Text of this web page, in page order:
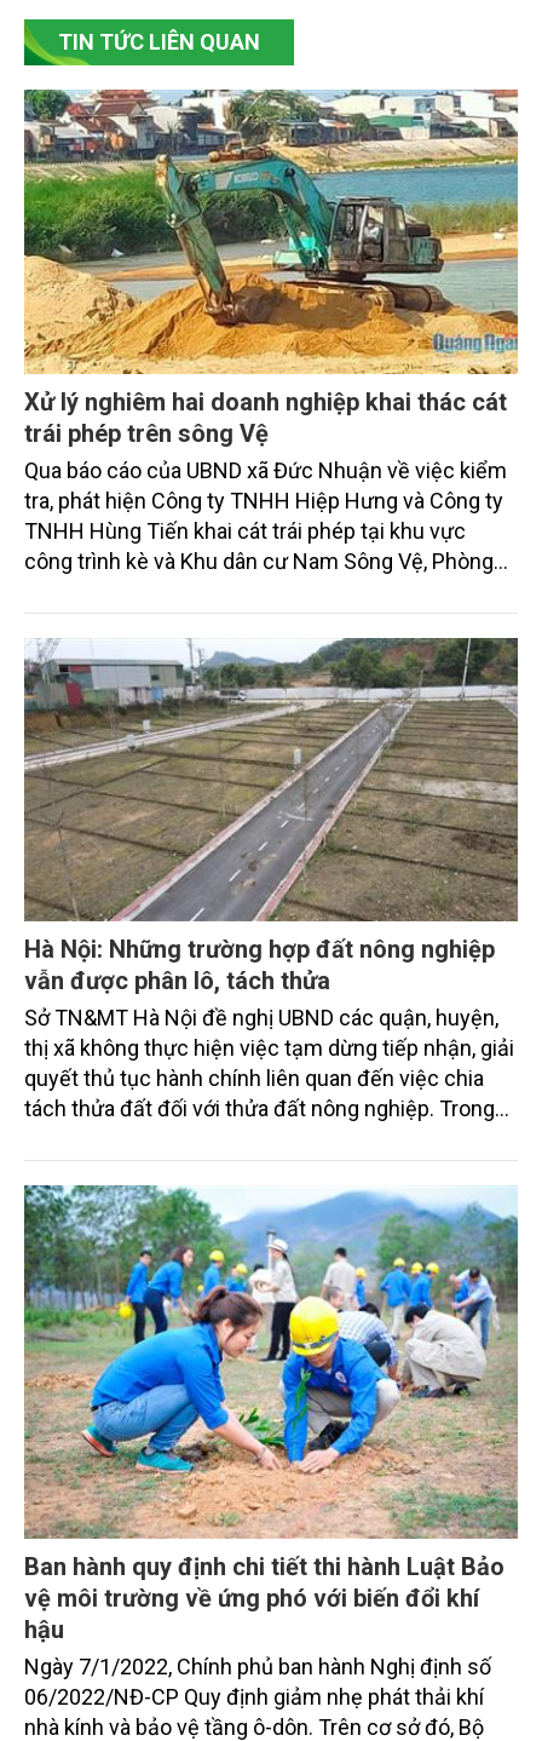
TIN TỨC LIÊN QUAN
Xử lý nghiêm hai doanh nghiệp khai thác cát
trái phép trên sông Vệ
Qua báo cáo của UBND xã Đức Nhuận về việc kiểm
tra, phát hiện Công ty TNHH Hiệp Hưng và Công ty
TNHH Hùng Tiến khai cát trái phép tại khu vực
công trình kè và Khu dân cư Nam Sông Vệ, Phòng
lập hồ sơ xử lý nghiêm hành vi khai thác cát trái
phép của 2 doanh nghiệp này.
Hà Nội: Những trường hợp đất nông nghiệp
vẫn được phân lô, tách thửa
Sở TN&MT Hà Nội đề nghị UBND các quận, huyện,
thị xã không thực hiện việc tạm dừng tiếp nhận, giải
quyết thủ tục hành chính liên quan đến việc chia
tách thửa đất đối với thửa đất nông nghiệp. Trong
vốn bằng quyền sử dụng đất, quyền sở hữu tài sản
gắn liền với đất để thực hiện dự án đầu tư được cơ
quan có thẩm quyền phê duyệt…
Ban hành quy định chi tiết thi hành Luật Bảo
vệ môi trường về ứng phó với biến đổi khí
hậu
Ngày 7/1/2022, Chính phủ ban hành Nghị định số
06/2022/NĐ-CP Quy định giảm nhẹ phát thải khí
nhà kính và bảo vệ tầng ô-dôn. Trên cơ sở đó, Bộ